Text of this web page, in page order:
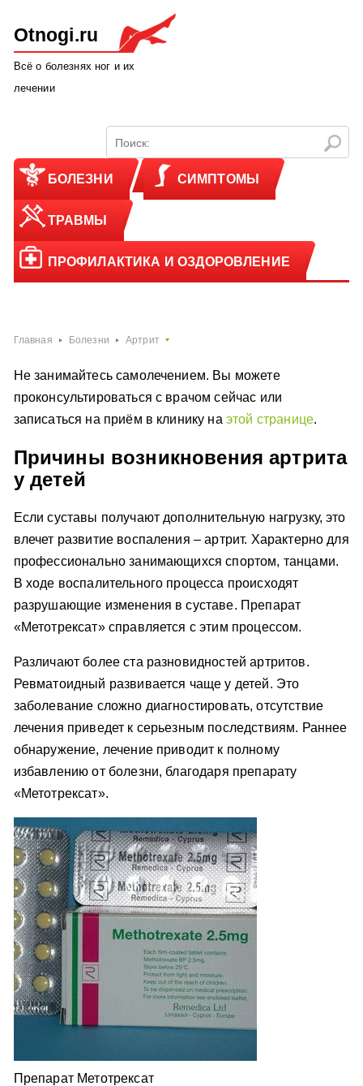
Otnogi.ru
Всё о болезнях ног и их
лечении
БОЛЕЗНИ СИМПТОМЫ
ТРАВМЫ
ПРОФИЛАКТИКА И ОЗДОРОВЛЕНИЕ
Главная Болезни Артрит
Не занимайтесь самолечением. Вы можете
проконсультироваться с врачом сейчас или
записаться на приём в клинику на этой странице.
Причины возникновения артрита
у детей
Если суставы получают дополнительную нагрузку, это
влечет развитие воспаления – артрит. Характерно для
профессионально занимающихся спортом, танцами.
В ходе воспалительного процесса происходят
разрушающие изменения в суставе. Препарат
«Метотрексат» справляется с этим процессом.
Различают более ста разновидностей артритов.
Ревматоидный развивается чаще у детей. Это
заболевание сложно диагностировать, отсутствие
лечения приведет к серьезным последствиям. Раннее
обнаружение, лечение приводит к полному
избавлению от болезни, благодаря препарату
«Метотрексат».
Препарат Метотрексат